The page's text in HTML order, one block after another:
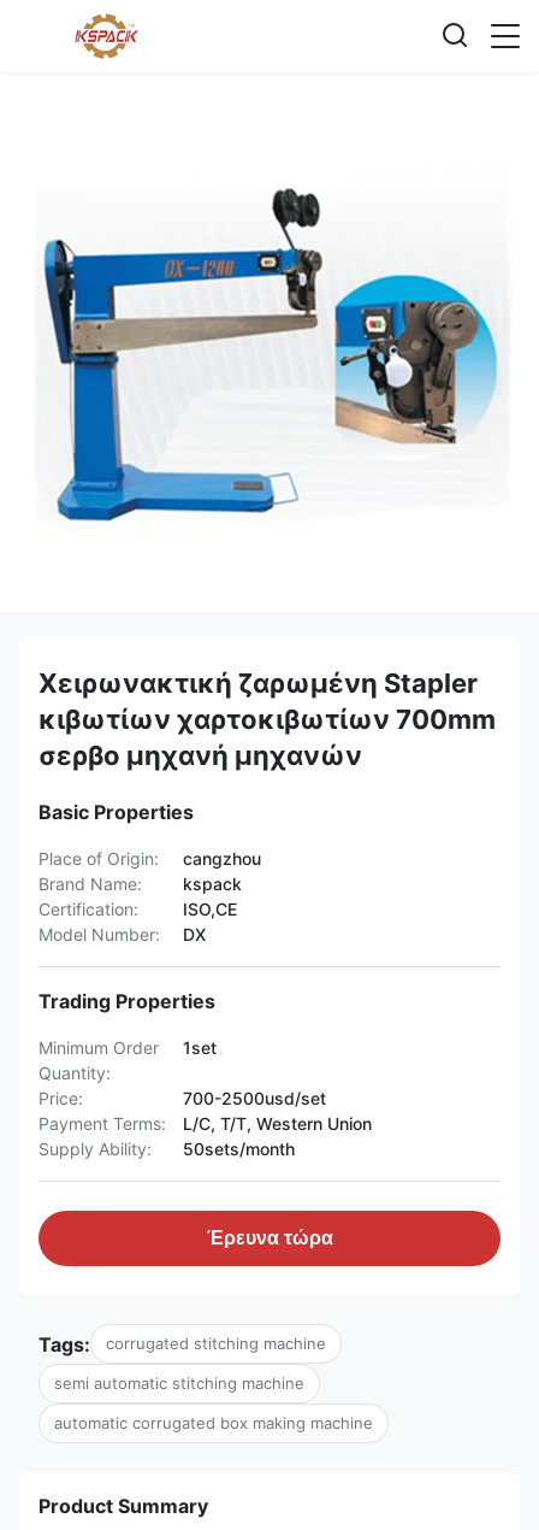
Χειρωνακτική ζαρωμένη Stapler
κιβωτίων χαρτοκιβωτίων 700mm
σερβο μηχανή μηχανών
Basic Properties
Place of Origin:
cangzhou
Brand Name:
kspack
Certification:
ISO,CE
Model Number:
DX
Trading Properties
Minimum Order
Quantity:
1set
Price:
700-2500usd/set
Payment Terms:
L/C, T/T, Western Union
Supply Ability:
50sets/month
Έρευνα τώρα
Tags: corrugated stitching machine
semi automatic stitching machine
automatic corrugated box making machine
Product Summary